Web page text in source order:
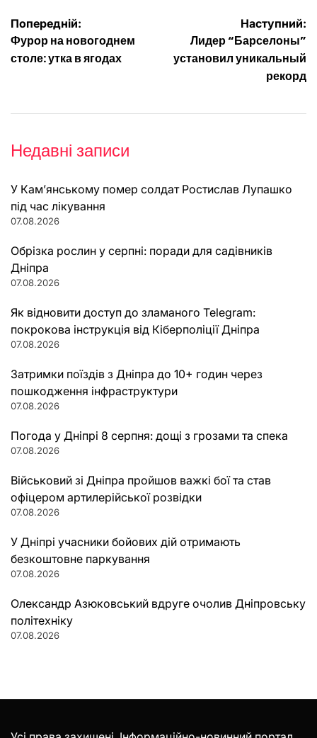
Навігація
записів
Попередній:
Фурор на новогоднем
столе: утка в ягодах
Наступний:
Лидер “Барселоны”
установил уникальный
рекорд
Недавні записи
У Кам’янському помер солдат Ростислав Лупашко
під час лікування
07.08.2026
Обрізка рослин у серпні: поради для садівників
Дніпра
07.08.2026
Як відновити доступ до зламаного Telegram:
покрокова інструкція від Кіберполіції Дніпра
07.08.2026
Затримки поїздів з Дніпра до 10+ годин через
пошкодження інфраструктури
07.08.2026
Погода у Дніпрі 8 серпня: дощі з грозами та спека
07.08.2026
Військовий зі Дніпра пройшов важкі бої та став
офіцером артилерійської розвідки
07.08.2026
У Дніпрі учасники бойових дій отримають
безкоштовне паркування
07.08.2026
Олександр Азюковський вдруге очолив Дніпровську
політехніку
07.08.2026